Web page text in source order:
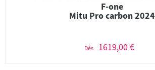
F-one
Mitu Pro carbon 2024
Dès 1619,00 €